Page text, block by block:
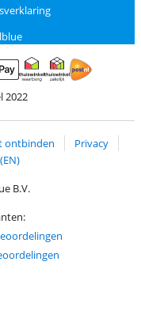
en Visa via ClickToPay
met ApplePay
Thuiswinkel waarborg
2022
ontbinden
Privacy
B.V.